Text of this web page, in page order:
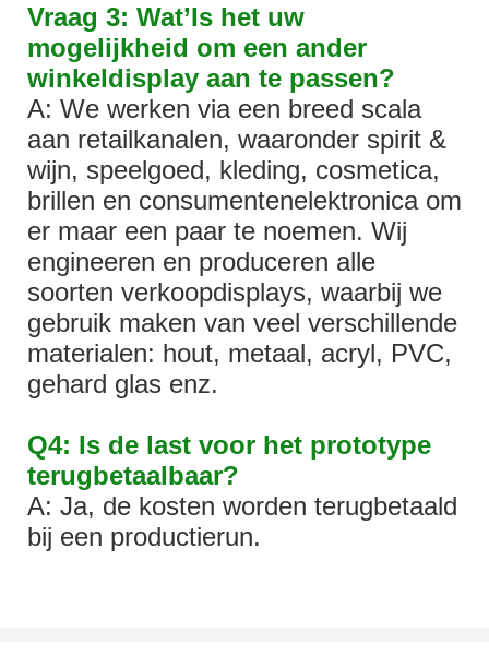
Vraag 3: Wat’Is het uw
mogelijkheid om een ​​ander
winkeldisplay aan te passen?
A: We werken via een breed scala
aan retailkanalen, waaronder spirit &
wijn, speelgoed, kleding, cosmetica,
brillen en consumentenelektronica om
er maar een paar te noemen. Wij
engineeren en produceren alle
soorten verkoopdisplays, waarbij we
gebruik maken van veel verschillende
materialen: hout, metaal, acryl, PVC,
gehard glas enz.
Q4: Is de last voor het prototype
terugbetaalbaar?
A: Ja, de kosten worden terugbetaald
bij een productierun.